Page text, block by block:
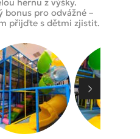
hernu z výšky.
bonus pro odvážné –
přijďte s dětmi zjistit.